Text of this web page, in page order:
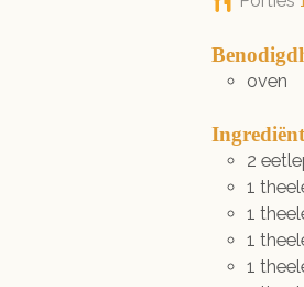
oven
2
1
1
1
1